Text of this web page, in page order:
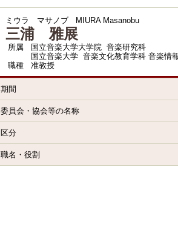
ミウラ マサノブ MIURA Masanobu
三浦 雅展
所属
国立音楽大学大学院 音楽研究科
国立音楽大学 音楽文化教育学科 音楽情
職種
准教授
期間
委員会・協会等の名称
区分
職名・役割